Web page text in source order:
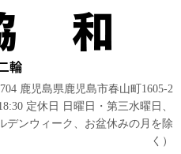
鹿児島県鹿児島市春山町1605-2
定休日 日曜日・第三水曜日、
デンウィーク、お盆休みの月を除
く）